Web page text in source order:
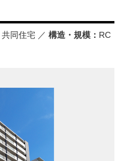
t
i
共同住宅 ／ 構造・規模： RC